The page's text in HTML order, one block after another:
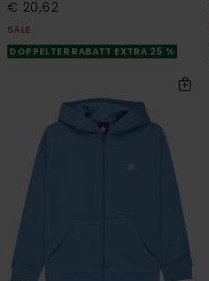
€ 20,62
SALE
DOPPELTER RABATT EXTRA 25 %